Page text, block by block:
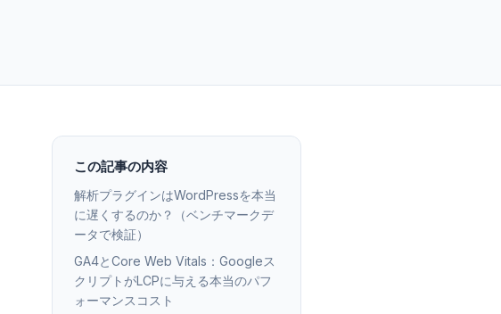
この記事の内容
解析プラグインはWordPressを本当
に遅くするのか？（ベンチマークデ
ータで検証）
GA4とCore Web Vitals：Googleス
クリプトがLCPに与える本当のパフ
ォーマンスコスト